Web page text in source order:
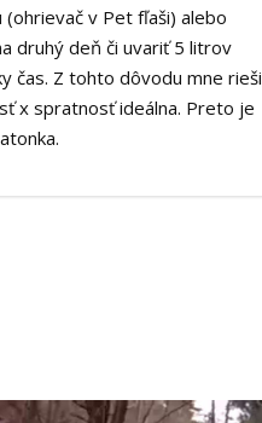
v Pet fľaši) alebo
druhý deň či uvariť 5 litrov
čas. Z tohto dôvodu mne rieši
x spratnosť ideálna. Preto je